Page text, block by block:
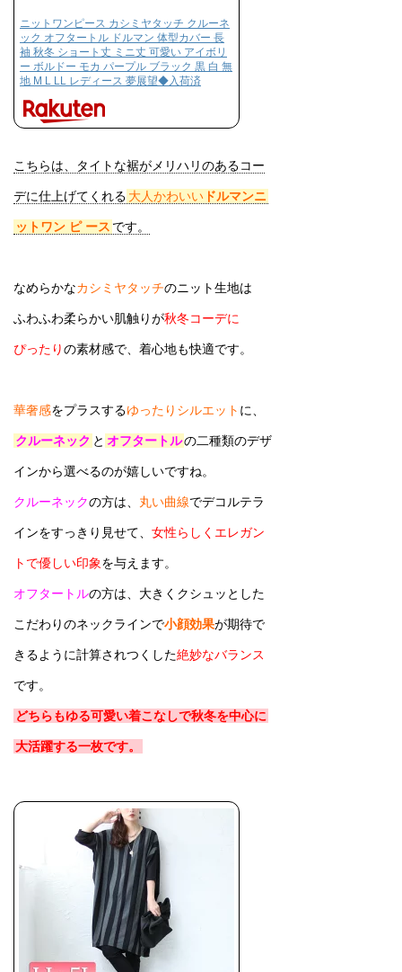
ニットワンピース カシミヤタッチ クルーネ
ック オフタートル ドルマン 体型カバー 長
袖 秋冬 ショート丈 ミニ丈 可愛い アイボリ
ー ボルドー モカ パープル ブラック 黒 白 無
地 M L LL レディース 夢展望◆入荷済
こちらは、タイトな裾がメリハリのあるコー
デに仕上げてくれる 大人かわいい ドルマンニ
ットワン ピ ース です。
なめらかなカシミヤタッチのニット生地は
ふわふわ柔らかい肌触りが秋冬コーデに
ぴったりの素材感で、着心地も快適です。
華奢感をプラスするゆったりシルエット に、
クルーネック と オフタートルの二種類のデザ
インから選べるのが嬉しいですね。
クルーネックの方は、 丸い曲線でデコルテラ
インをすっきり見せて、 女性らしくエレガン
トで優しい印象を与えます。
オフタートルの方は、大きくクシュッとした
こだわりのネックラインで小顔効果が期待で
きるように計算されつくした絶妙なバランス
です。
どちらもゆる可愛い着こなしで秋冬を中心に
大活躍する一枚です。